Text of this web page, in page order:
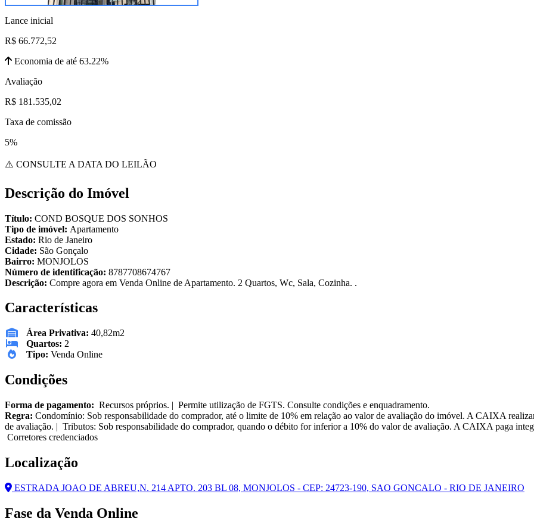
Lance inicial
R$ 66.772,52
Economia de até 63.22%
Avaliação
R$ 181.535,02
Taxa de comissão
5%
⚠️ CONSULTE A DATA DO LEILÃO
Descrição do Imóvel
Título: COND BOSQUE DOS SONHOS
Tipo de imóvel: Apartamento
Estado: Rio de Janeiro
Cidade: São Gonçalo
Bairro: MONJOLOS
Número de identificação: 8787708674767
Descrição: Compre agora em Venda Online de Apartamento. 2 Quartos, Wc, Sala, Cozinha. .
Características
Área Privativa: 40,82m2
Quartos: 2
Tipo: Venda Online
Condições
Forma de pagamento: Recursos próprios. | Permite utilização de FGTS. Consulte condições e enquadramento.
Regra: Condomínio: Sob responsabilidade do comprador, até o limite de 10% em relação ao valor de avaliação do imóvel. A CAIXA
de avaliação. | Tributos: Sob responsabilidade do comprador, quando o débito for inferior a 10% do valor de avaliação. A CAIXA paga
Corretores credenciados
Localização
ESTRADA JOAO DE ABREU,N. 214 APTO. 203 BL 08, MONJOLOS - CEP: 24723-190, SAO GONCALO - RIO DE JANEIRO
Fase da Venda Online